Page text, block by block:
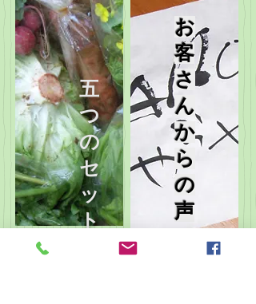
お
客
さ
ん
か
ら
の
声
五
つ
の
セ
ッ
ト